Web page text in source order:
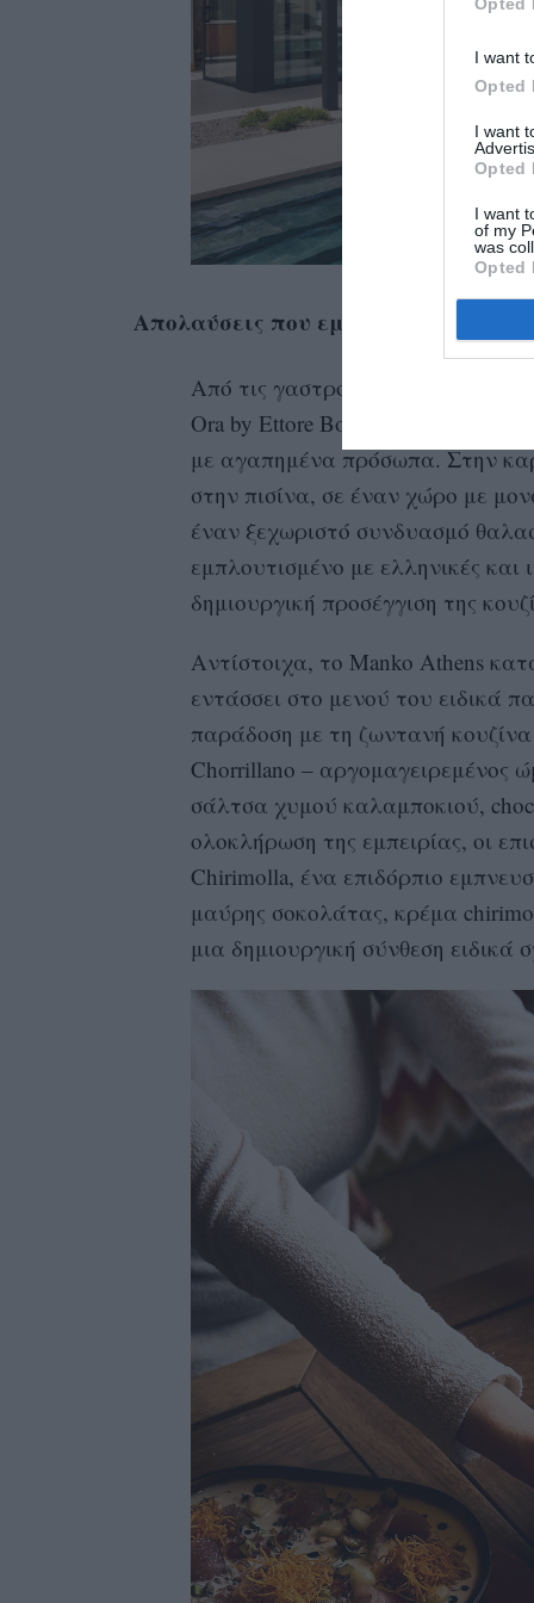
I want
Opted
I want
Opted
I want
of my
was
Opted
Απολαύσεις που εμπνέουν τις
Από τις γαστρονομικές
Ora by Ettore Botrini προσφέρει
με αγαπημένα πρόσωπα. Στην
στην πισίνα, σε έναν χώρο με
έναν ξεχωριστό συνδυασμό
εμπλουτισμένο με ελληνικές και
δημιουργική προσέγγιση της
Αντίστοιχα, το Manko Athens
εντάσσει στο μενού του ειδικά
παράδοση με τη ζωντανή
Chorrillano – αργομαγειρεμένος
σάλτσα χυμού καλαμποκιού,
ολοκλήρωση της εμπειρίας, οι
Chirimolla, ένα επιδόρπιο
μαύρης σοκολάτας, κρέμα
μια δημιουργική σύνθεση ειδικά